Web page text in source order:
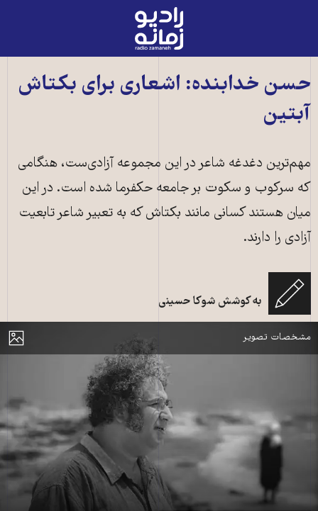
رادیو
زمانه
صفحه
حسن خدابنده: اشعاری برای بکتاش
آبتین
مهم‌ترین دغدغه شاعر در این مجموعه آزادی‌ست، هنگامی
که سرکوب و سکوت بر جامعه حکفرما شده است. در این
میان هستند کسانی مانند بکتاش که به تعبیر شاعر تابعیت
آزادی را دارند.
به کوشش شوکا حسینی
نمایش
مشخصات تصویر
بکتاش آبتین، شاعری که در زندان به عمد از درمان محروم نگه داشته شد تا جانش
را از دست بدهد.